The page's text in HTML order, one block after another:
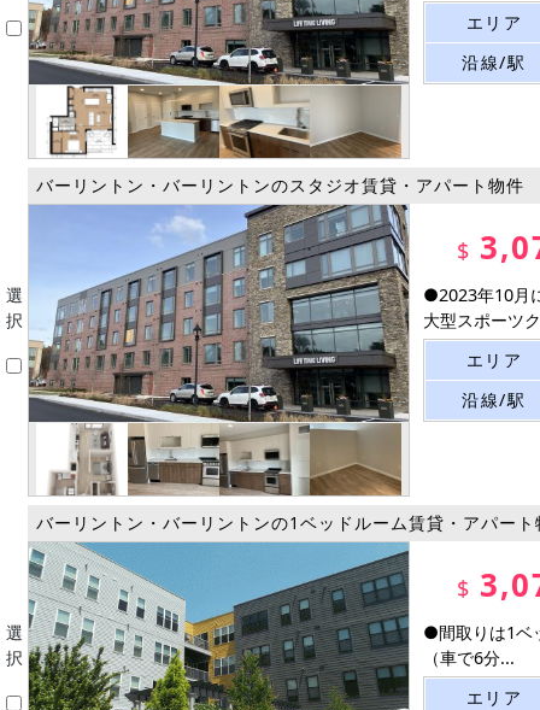
エリア
沿線/駅
選
択
バーリントン・バーリントンのスタジオ賃貸・アパート物件
$
●2023年10月
大型スポーツ
エリア
沿線/駅
選
択
バーリントン・バーリントンの1ベッドルーム賃貸・アパート
$
●間取りは1ベ
（車で6分...
エリア